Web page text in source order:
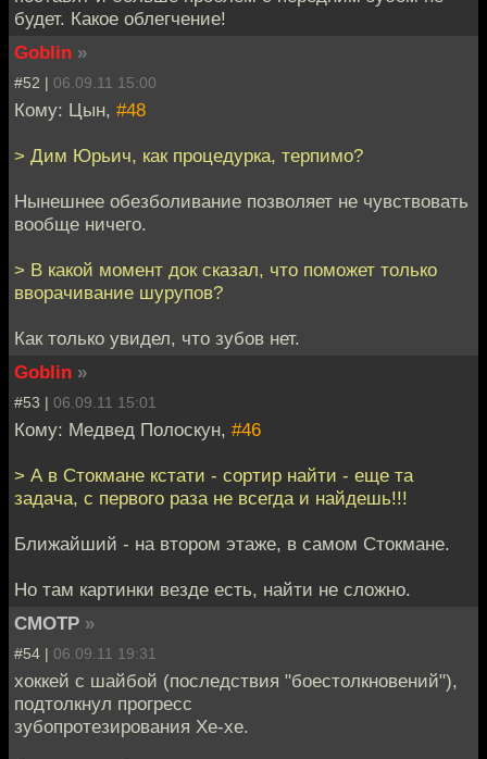
будет. Какое облегчение!
Goblin »
#52 | 06.09.11 15:00
Кому: Цын, #48
> Дим Юрьич, как процедурка, терпимо?
Нынешнее обезболивание позволяет не чувствовать
вообще ничего.
> В какой момент док сказал, что поможет только
вворачивание шурупов?
Как только увидел, что зубов нет.
Goblin »
#53 | 06.09.11 15:01
Кому: Медвед Полоскун, #46
> А в Стокмане кстати - сортир найти - еще та
задача, с первого раза не всегда и найдешь!!!
Ближайший - на втором этаже, в самом Стокмане.
Но там картинки везде есть, найти не сложно.
CMOTP »
#54 | 06.09.11 19:31
хоккей с шайбой (последствия "боестолкновений"),
подтолкнул прогресс
зубопротезирования Хе-хе.